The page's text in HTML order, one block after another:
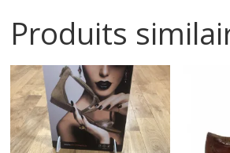
t
c
h
Produits